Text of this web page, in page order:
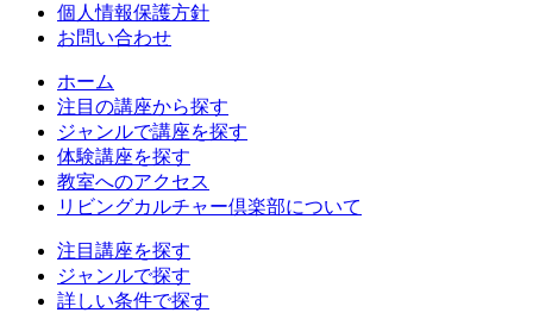
個人情報保護方針
お問い合わせ
ホーム
注目の講座から探す
ジャンルで講座を探す
体験講座を探す
教室へのアクセス
リビングカルチャー倶楽部について
注目講座を探す
ジャンルで探す
詳しい条件で探す